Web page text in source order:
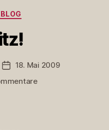
Veröffentlichungsdatum
18. Mai 2009
zu